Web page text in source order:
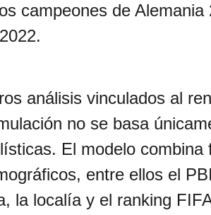
campeones de Alemania
análisis vinculados al
no se basa
El modelo combina
entre ellos el
la localía y el ranking